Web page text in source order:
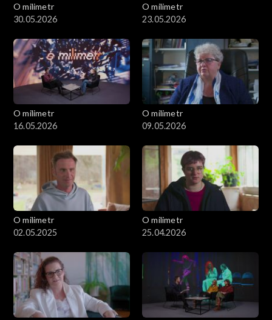
O milimetr
30.05.2026
O milimetr
23.05.2026
O milimetr
16.05.2026
O milimetr
09.05.2026
O milimetr
02.05.2025
O milimetr
25.04.2026